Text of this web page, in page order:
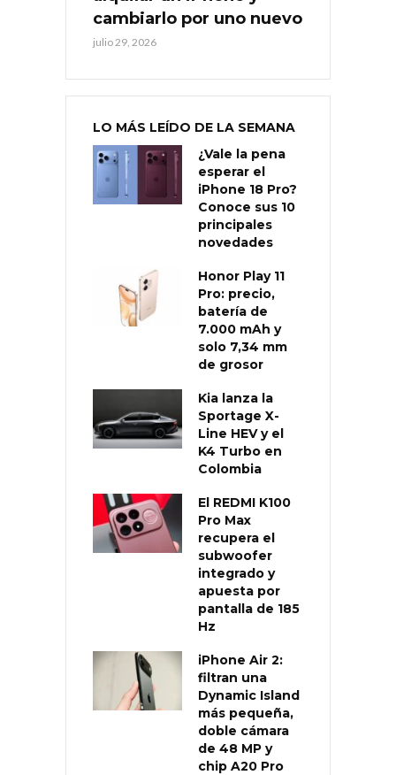
cambiarlo por uno nuevo
julio 29, 2026
LO MÁS LEÍDO DE LA SEMANA
¿Vale la pena
esperar el
iPhone 18 Pro?
Conoce sus 10
principales
novedades
Honor Play 11
Pro: precio,
batería de
7.000 mAh y
solo 7,34 mm
de grosor
Kia lanza la
Sportage X-
Line HEV y el
K4 Turbo en
Colombia
El REDMI K100
Pro Max
recupera el
subwoofer
integrado y
apuesta por
pantalla de 185
Hz
iPhone Air 2:
filtran una
Dynamic Island
más pequeña,
doble cámara
de 48 MP y
chip A20 Pro